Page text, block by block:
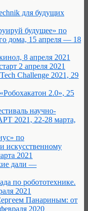
для будущих
будущее» по
дома, 15 апреля — 18
8 апреля 2021
2 апреля 2021
Challenge 2021, 29
2.0», 25
научно-
2021, 22-28 марта,
по
искусственному
2021
дали —
по робототехнике.
2021
Панариным: от
2020